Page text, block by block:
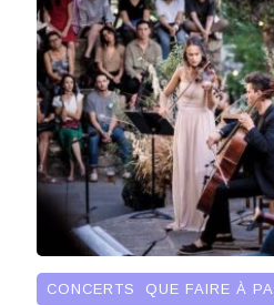
CONCERTS QUE FAIRE À